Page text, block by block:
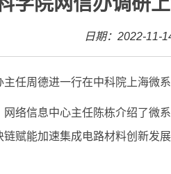
日期：2022-11-
任周德进一行在中科院上海微
络信息中心主任陈栋介绍了微
赋能加速集成电路材料创新发